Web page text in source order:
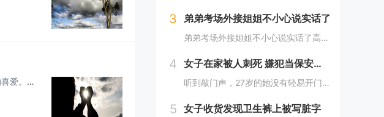
大红袍，作为中国乌龙茶中的佼佼者，以其独特的香气和味道深受茶友们的喜爱。然而，市场上大红袍茶叶的价格千差万别，让消费者在选择时常常感到困惑。本文将带你深入了解大红袍茶叶价格背后的奥秘，从产地到市场的每一个环节，为你揭开价格差异的面纱。 1...
3 弟弟考场外接姐姐不小心说实话了
弟弟考场外接姐姐不小心说实话了高考时节，紧张与期盼交织，考场之外，不乏轻松趣事增添色彩。最近，一对小兄弟在等待参加高考的姐姐时，他们的几句对话成为了人们津津乐道的话题。对话中，既有姐弟间深情的流露，也不乏幽默，引人发笑。16岁的大弟弟在被问...
4 女子在家被人刺死 嫌犯当保安面行凶
听到敲门声，27岁的她没有轻易开门，当小区6旬保安赶到后她才打开，随后门外一名素不相识的女子当着保安的面入室，将她杀害。母亲外出办事女儿独自在家，门外响起阵阵敲门声这名遇害女子叫林薇（化名），今年27岁，家住四川省成都市郫都区红光街道中航城...
5 女子收货发现卫生裤上被写脏字